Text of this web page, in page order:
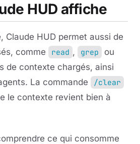
HUD affiche
Claude HUD permet aussi de
comme
read , grep ou
de contexte chargés, ainsi
La commande
/clear
le contexte revient bien à
ce qui consomme